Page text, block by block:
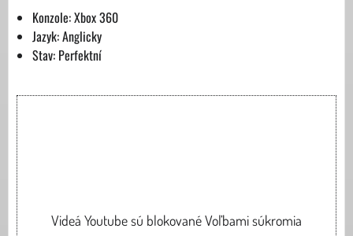
Konzole: Xbox 360
Jazyk: Anglicky
Stav: Perfektní
Videá Youtube sú blokované Voľbami súkromia